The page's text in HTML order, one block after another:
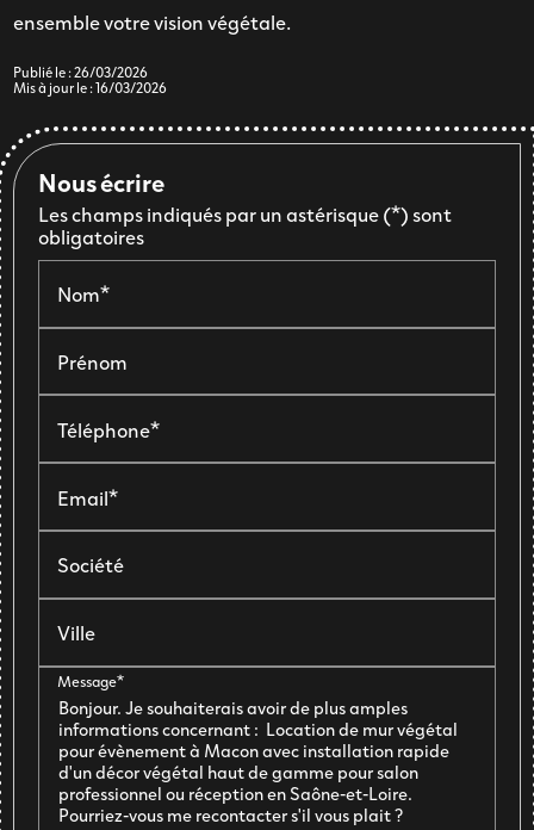
ensemble votre vision végétale.
Publié le : 26/03/2026
Mis à jour le : 16/03/2026
Nous écrire
Les champs indiqués par un astérisque (*) sont
obligatoires
Nom*
Prénom
Téléphone*
Email*
Société
Ville
Message*